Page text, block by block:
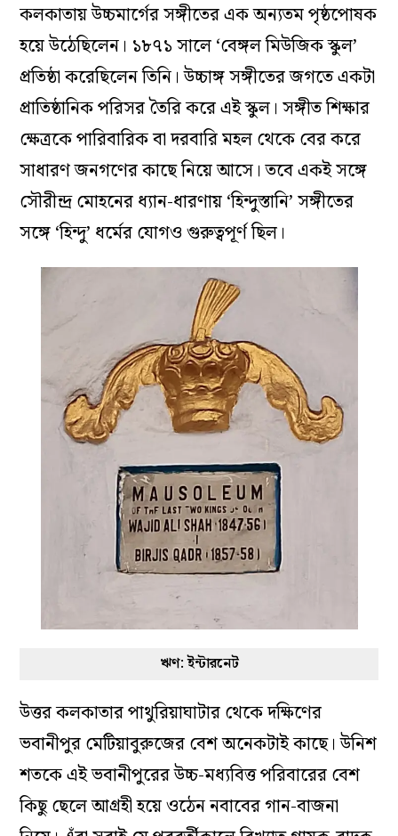
কলকাতায় উচ্চমার্গের সঙ্গীতের এক অন্যতম পৃষ্ঠপোষক
হয়ে উঠেছিলেন। ১৮৭১ সালে ‘বেঙ্গল মিউজিক স্কুল’
প্রতিষ্ঠা করেছিলেন তিনি। উচ্চাঙ্গ সঙ্গীতের জগতে একটা
প্রাতিষ্ঠানিক পরিসর তৈরি করে এই স্কুল। সঙ্গীত শিক্ষার
ক্ষেত্রকে পারিবারিক বা দরবারি মহল থেকে বের করে
সাধারণ জনগণের কাছে নিয়ে আসে। তবে একই সঙ্গে
সৌরীন্দ্র মোহনের ধ্যান-ধারণায় ‘হিন্দুস্তানি’ সঙ্গীতের
সঙ্গে ‘হিন্দু’ ধর্মের যোগও গুরুত্বপূর্ণ ছিল।
ঋণ: ইন্টারনেট
উত্তর কলকাতার পাথুরিয়াঘাটার থেকে দক্ষিণের
ভবানীপুর মেটিয়াবুরুজের বেশ অনেকটাই কাছে। উনিশ
শতকে এই ভবানীপুরের উচ্চ-মধ্যবিত্ত পরিবারের বেশ
কিছু ছেলে আগ্রহী হয়ে ওঠেন নবাবের গান-বাজনা